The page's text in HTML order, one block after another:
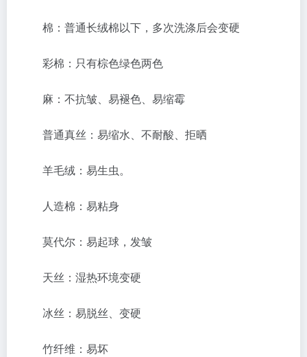
棉：普通长绒棉以下，多次洗涤后会变硬
彩棉：只有棕色绿色两色
麻：不抗皱、易褪色、易缩霉
普通真丝：易缩水、不耐酸、拒晒
羊毛绒：易生虫。
人造棉：易粘身
莫代尔：易起球，发皱
天丝：湿热环境变硬
冰丝：易脱丝、变硬
竹纤维：易坏